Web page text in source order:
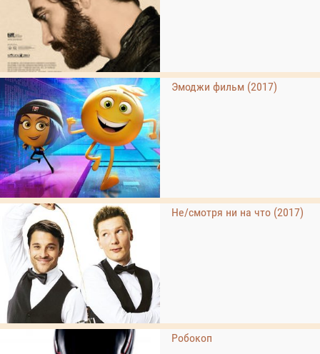
Эмоджи фильм (2017)
Не/смотря ни на что (2017)
Робокоп